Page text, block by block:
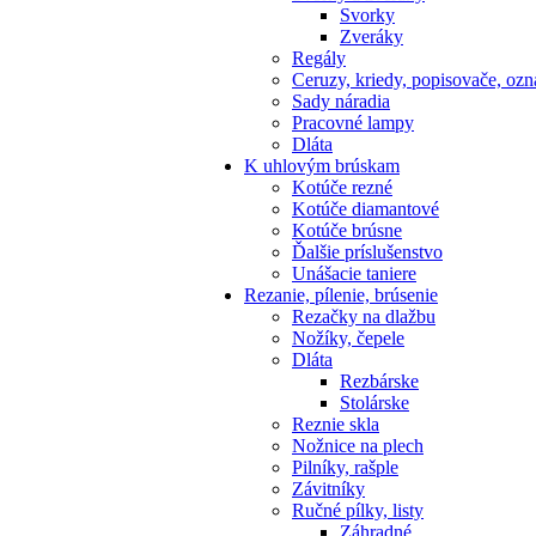
Svorky
Zveráky
Regály
Ceruzy, kriedy, popisovače,
Sady náradia
Pracovné lampy
Dláta
K uhlovým brúskam
Kotúče rezné
Kotúče diamantové
Kotúče brúsne
Ďalšie príslušenstvo
Unášacie taniere
Rezanie, pílenie, brúsenie
Rezačky na dlažbu
Nožíky, čepele
Dláta
Rezbárske
Stolárske
Reznie skla
Nožnice na plech
Pilníky, rašple
Závitníky
Ručné pílky, listy
Záhradné